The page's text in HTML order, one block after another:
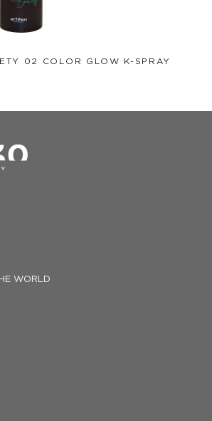
02 COLOR GLOW K-SPRAY
WORLD